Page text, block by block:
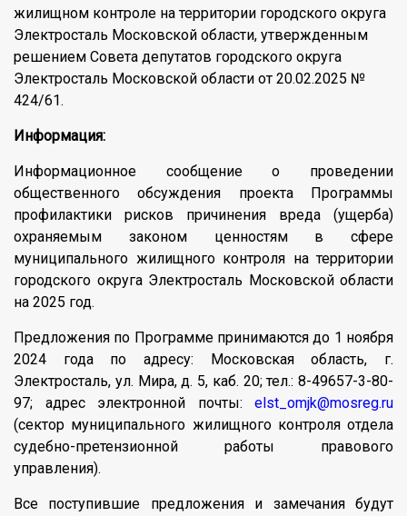
жилищном контроле на территории городского округа
Электросталь Московской области, утвержденным
решением Совета депутатов городского округа
Электросталь Московской области от 20.02.2025 №
424/61.
Информация:
Информационное сообщение о проведении
общественного обсуждения проекта Программы
профилактики рисков причинения вреда (ущерба)
охраняемым законом ценностям в сфере
муниципального жилищного контроля на территории
городского округа Электросталь Московской области
на 2025 год.
Предложения по Программе принимаются до 1 ноября
2024 года по адресу: Московская область, г.
Электросталь, ул. Мира, д. 5, каб. 20; тел.: 8-49657-3-80-
97; адрес электронной почты: elst_omjk@mosreg.ru
(сектор муниципального жилищного контроля отдела
судебно-претензионной работы правового
управления).
Все поступившие предложения и замечания будут